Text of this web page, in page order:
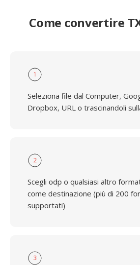
Come convertire
1
Seleziona file dal Computer,
Dropbox, URL o trascinandoli
2
Scegli odp o qualsiasi altro
come destinazione (più di 200
supportati)
3